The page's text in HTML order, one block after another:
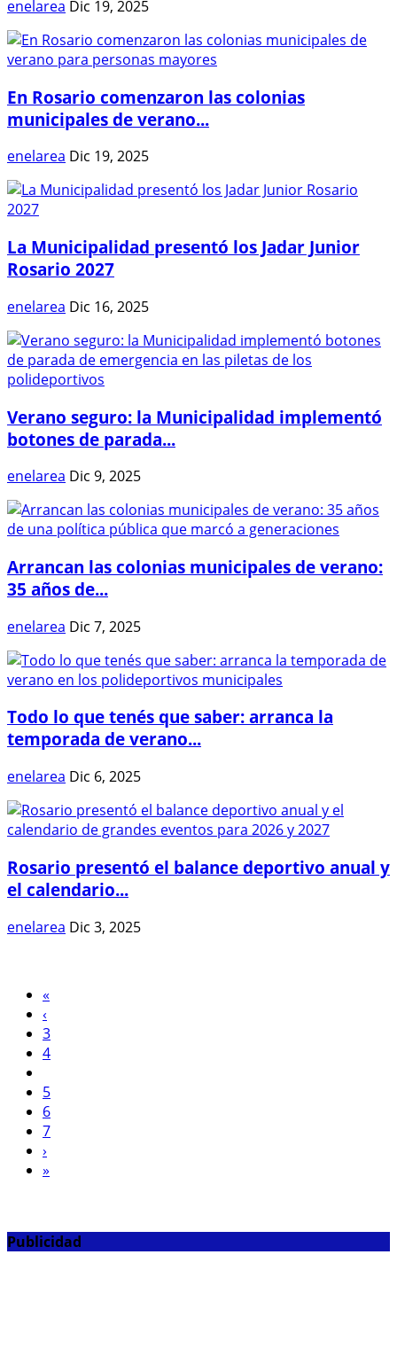
enelarea Dic 19, 2025
En Rosario comenzaron las colonias
municipales de verano...
enelarea Dic 19, 2025
La Municipalidad presentó los Jadar Junior
Rosario 2027
enelarea Dic 16, 2025
Verano seguro: la Municipalidad implementó
botones de parada...
enelarea Dic 9, 2025
Arrancan las colonias municipales de verano:
35 años de...
enelarea Dic 7, 2025
Todo lo que tenés que saber: arranca la
temporada de verano...
enelarea Dic 6, 2025
Rosario presentó el balance deportivo anual y
el calendario...
enelarea Dic 3, 2025
«
‹
3
4
5
6
7
›
»
Publicidad